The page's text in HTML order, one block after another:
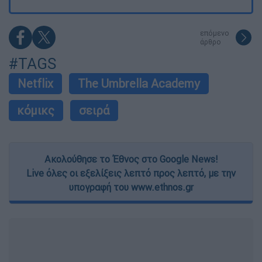
επόμενο
άρθρο
#TAGS
Netflix
The Umbrella Academy
κόμικς
σειρά
Ακολούθησε το Έθνος στο Google News!
Live όλες οι εξελίξεις λεπτό προς λεπτό, με την
υπογραφή του www.ethnos.gr